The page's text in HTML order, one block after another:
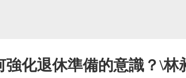
化退休準備的意識？\林